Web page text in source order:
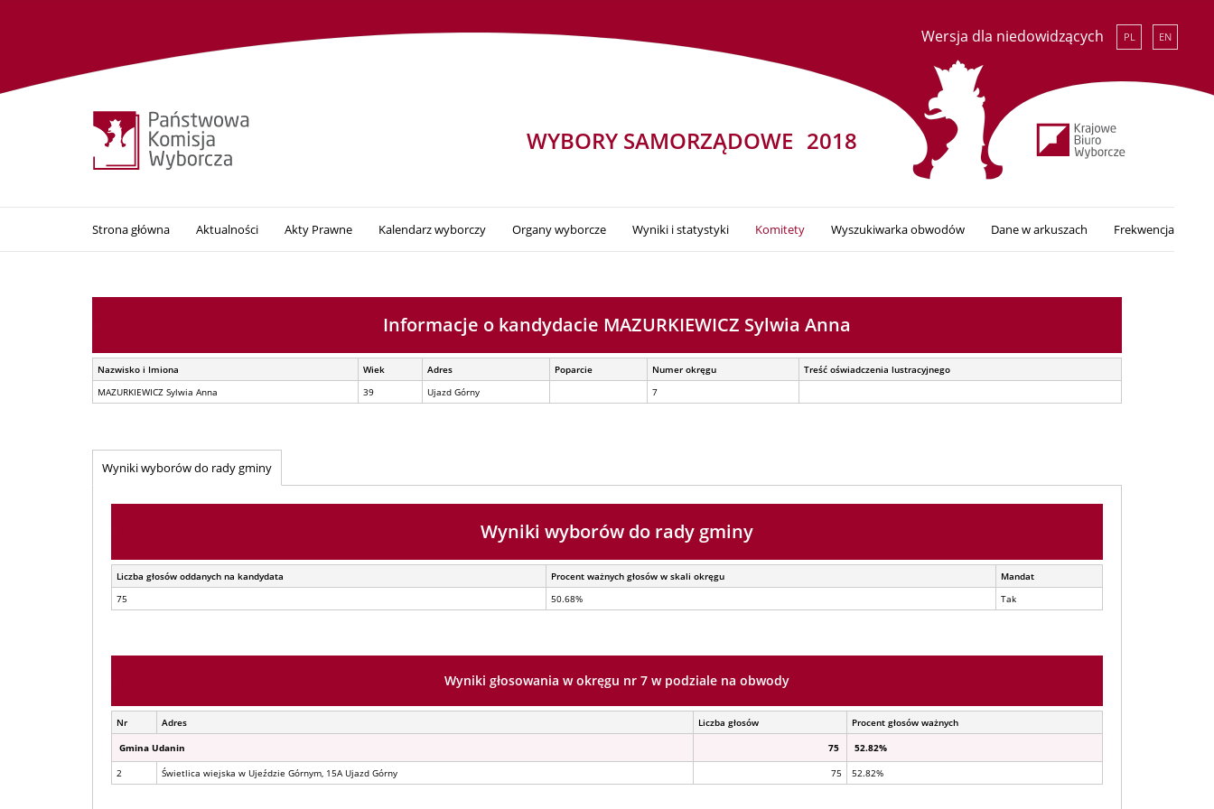
Wersja dla niedowidzących PL EN
WYBORY SAMORZĄDOWE 2018
Strona główna Aktualności Akty Prawne Kalendarz wyborczy Organy wyborcze Wyniki i statystyki Komitety Wyszukiwarka obwodów Dane w arkuszach Frekwencja
Informacje o kandydacie MAZURKIEWICZ Sylwia Anna
Nazwisko i Imiona Wiek Adres Poparcie Numer okręgu
Treść oświadczenia lustracyjnego
MAZURKIEWICZ Sylwia Anna
39 Ujazd Górny 7
Wyniki wyborów do rady gminy
Wyniki wyborów do rady gminy
Liczba głosów oddanych na kandydata Procent ważnych głosów w skali okręgu
Mandat
75
50.68% Tak
Wyniki głosowania w okręgu nr 7 w podziale na obwody
Nr Adres Liczba głosów
Procent głosów ważnych
Gmina Udanin
75
52.82%
2
Świetlica wiejska w Ujeździe Górnym, 15A Ujazd Górny 75 52.82%